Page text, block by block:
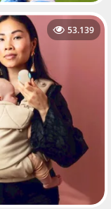
53.139